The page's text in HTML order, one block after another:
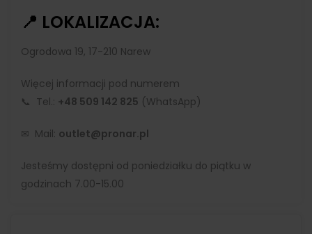
📍 LOKALIZACJA:
Ogrodowa 19, 17-210 Narew
Więcej informacji pod numerem
📞 Tel.: +48 509 142 825 (WhatsApp)
✉ Mail: outlet@pronar.pl
Jesteśmy dostępni od poniedziałku do piątku w
godzinach 7.00-15.00